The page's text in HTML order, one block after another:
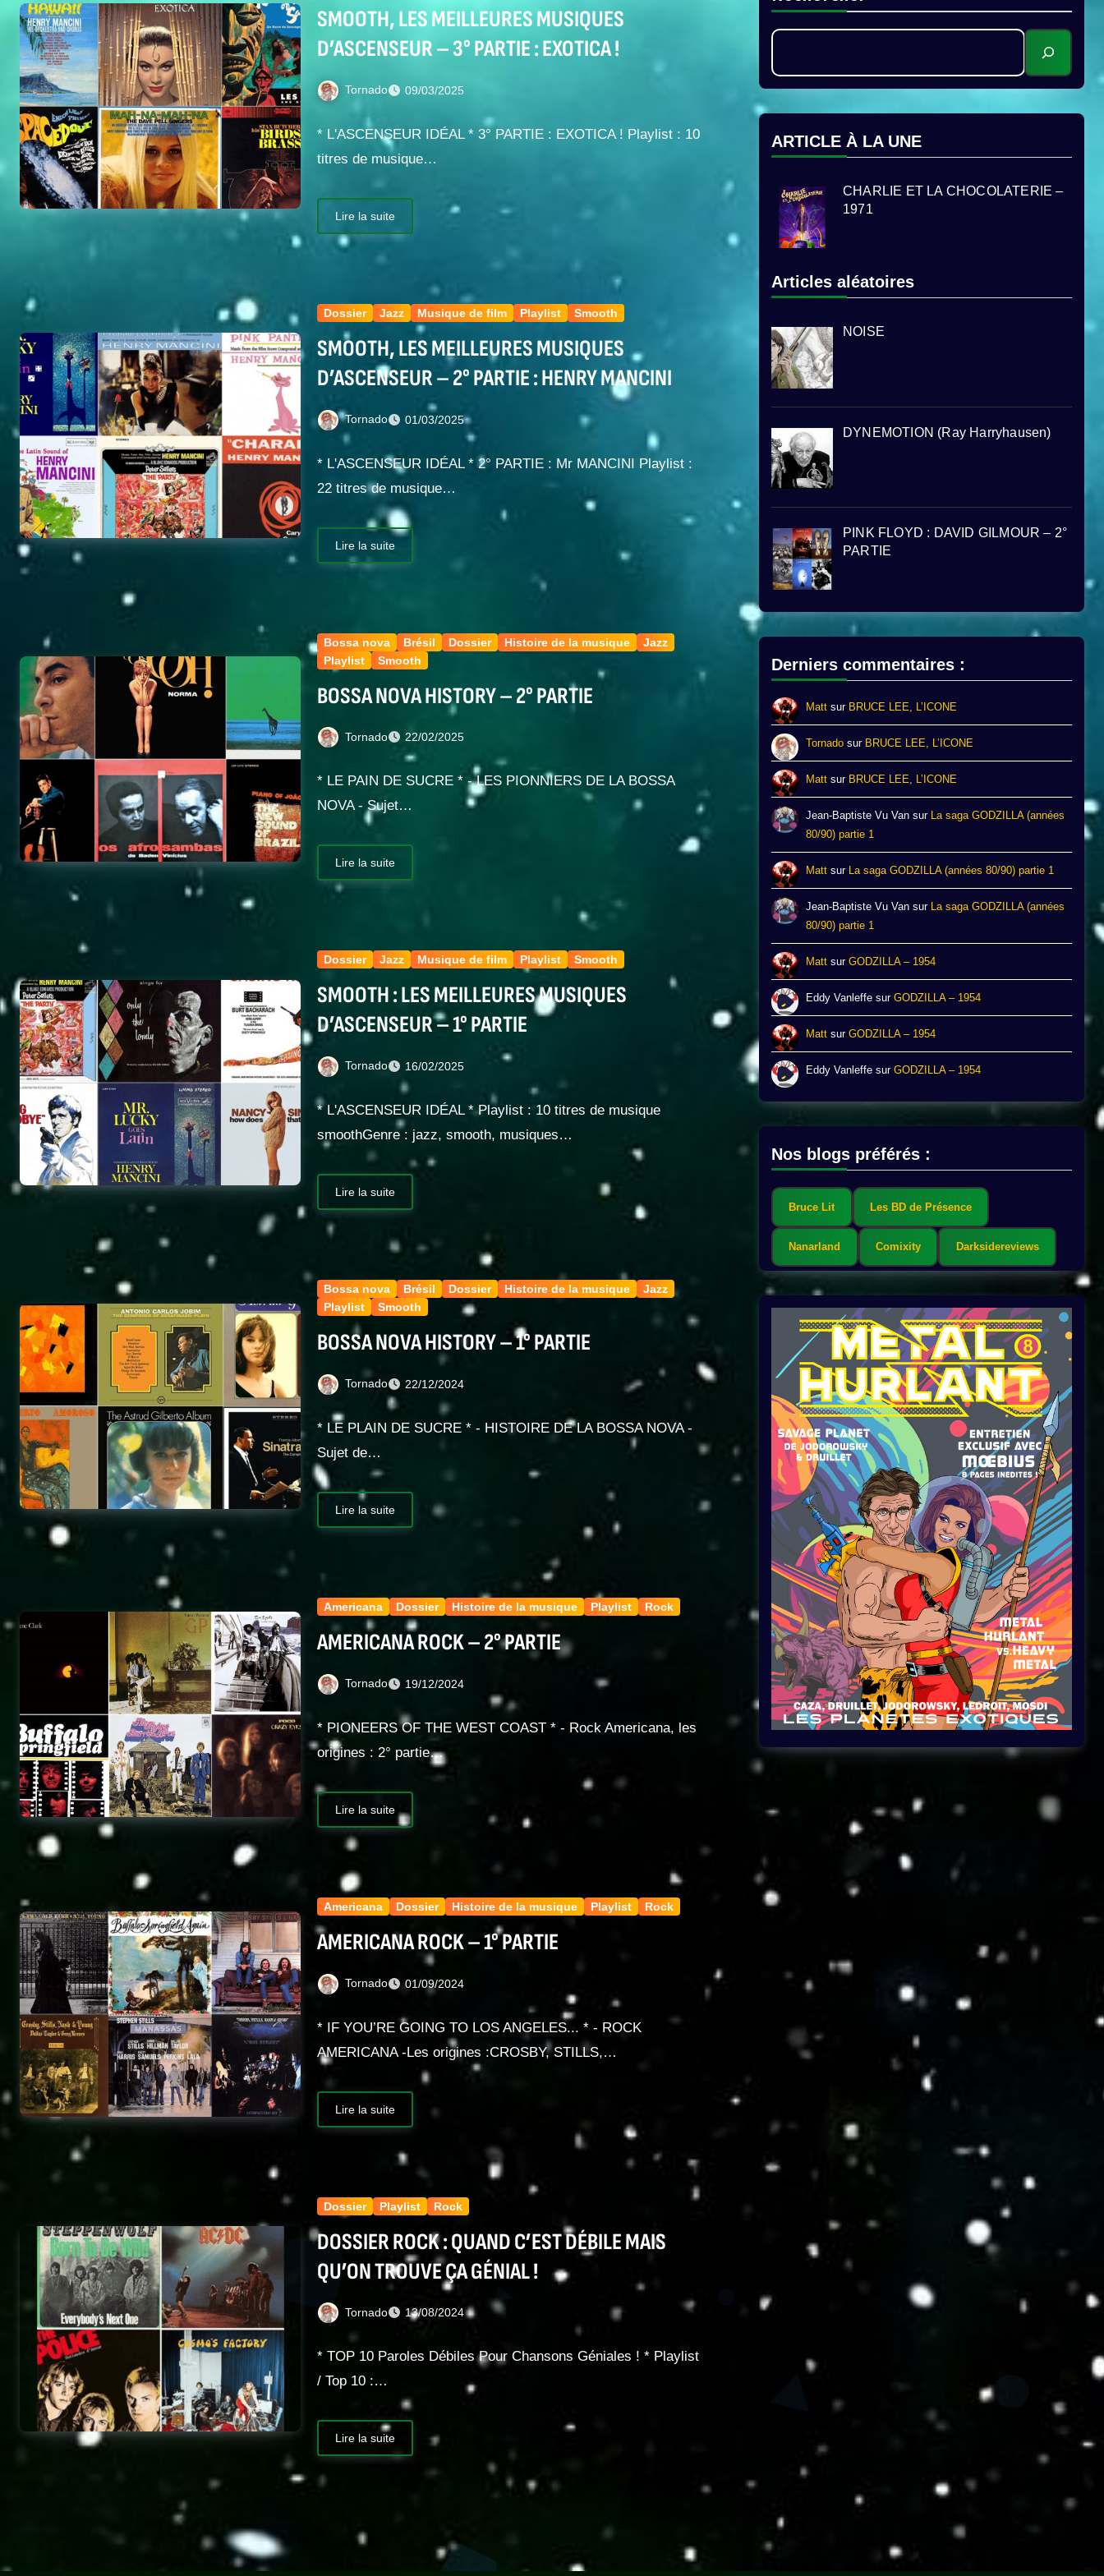
SMOOTH, LES MEILLEURES MUSIQUES
D’ASCENSEUR – 3° PARTIE : EXOTICA !
Tornado 09/03/2025
* L'ASCENSEUR IDÉAL * 3° PARTIE : EXOTICA ! Playlist : 10
titres de musique…
Lire la suite
Dossier Jazz Musique de film Playlist Smooth
SMOOTH, LES MEILLEURES MUSIQUES
D’ASCENSEUR – 2° PARTIE : HENRY MANCINI
Tornado 01/03/2025
* L'ASCENSEUR IDÉAL * 2° PARTIE : Mr MANCINI Playlist :
22 titres de musique…
Lire la suite
Bossa nova Brésil Dossier Histoire de la musique
Jazz
Playlist
Smooth
BOSSA NOVA HISTORY – 2° PARTIE
Tornado 22/02/2025
* LE PAIN DE SUCRE * - LES PIONNIERS DE LA BOSSA
NOVA - Sujet…
Lire la suite
Dossier Jazz Musique de film Playlist Smooth
SMOOTH : LES MEILLEURES MUSIQUES
D’ASCENSEUR – 1° PARTIE
Tornado 16/02/2025
* L'ASCENSEUR IDÉAL * Playlist : 10 titres de musique
smoothGenre : jazz, smooth, musiques…
Lire la suite
Bossa nova Brésil Dossier Histoire de la musique
Jazz
Playlist
Smooth
BOSSA NOVA HISTORY – 1° PARTIE
Tornado 22/12/2024
* LE PLAIN DE SUCRE * - HISTOIRE DE LA BOSSA NOVA -
Sujet de…
Lire la suite
Americana Dossier Histoire de la musique Playlist Rock
AMERICANA ROCK – 2° PARTIE
Tornado 19/12/2024
* PIONEERS OF THE WEST COAST * - Rock Americana, les
origines : 2° partie…
Lire la suite
Americana Dossier Histoire de la musique Playlist Rock
AMERICANA ROCK – 1° PARTIE
Tornado 01/09/2024
* IF YOU’RE GOING TO LOS ANGELES... * - ROCK
AMERICANA -Les origines :CROSBY, STILLS,…
Lire la suite
Dossier Playlist Rock
DOSSIER ROCK : QUAND C’EST DÉBILE MAIS
QU’ON TROUVE ÇA GÉNIAL !
Tornado 13/08/2024
* TOP 10 Paroles Débiles Pour Chansons Géniales ! * Playlist
/ Top 10 :…
Lire la suite
ARTICLE À LA UNE
CHARLIE ET LA CHOCOLATERIE –
1971
Articles aléatoires
NOISE
DYNEMOTION (Ray Harryhausen)
PINK FLOYD : DAVID GILMOUR – 2°
PARTIE
Derniers commentaires :
Matt sur BRUCE LEE, L’ICONE
Tornado sur BRUCE LEE, L’ICONE
Matt sur BRUCE LEE, L’ICONE
Jean-Baptiste Vu Van sur La saga GODZILLA (années
80/90) partie 1
Matt sur La saga GODZILLA (années 80/90) partie 1
Jean-Baptiste Vu Van sur La saga GODZILLA (années
80/90) partie 1
Matt surGODZILLA – 1954
Eddy Vanleffe surGODZILLA – 1954
Matt surGODZILLA – 1954
Eddy Vanleffe surGODZILLA – 1954
Nos blogs préférés :
Bruce Lit Les BD de Présence
Nanarland Comixity Darksidereviews